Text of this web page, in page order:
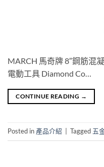
MARCH 馬奇牌 8″鋼筋混
電動工具 Diamond Co…
CONTINUE READING →
Posted in 產品介紹 Tagged 五